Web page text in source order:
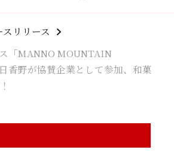
スリリース
「MANNO MOUNTAIN
香野が協賛企業として参加、和菓